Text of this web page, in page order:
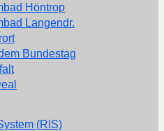
Höntrop
Langendr.
Bundestag
(RIS)